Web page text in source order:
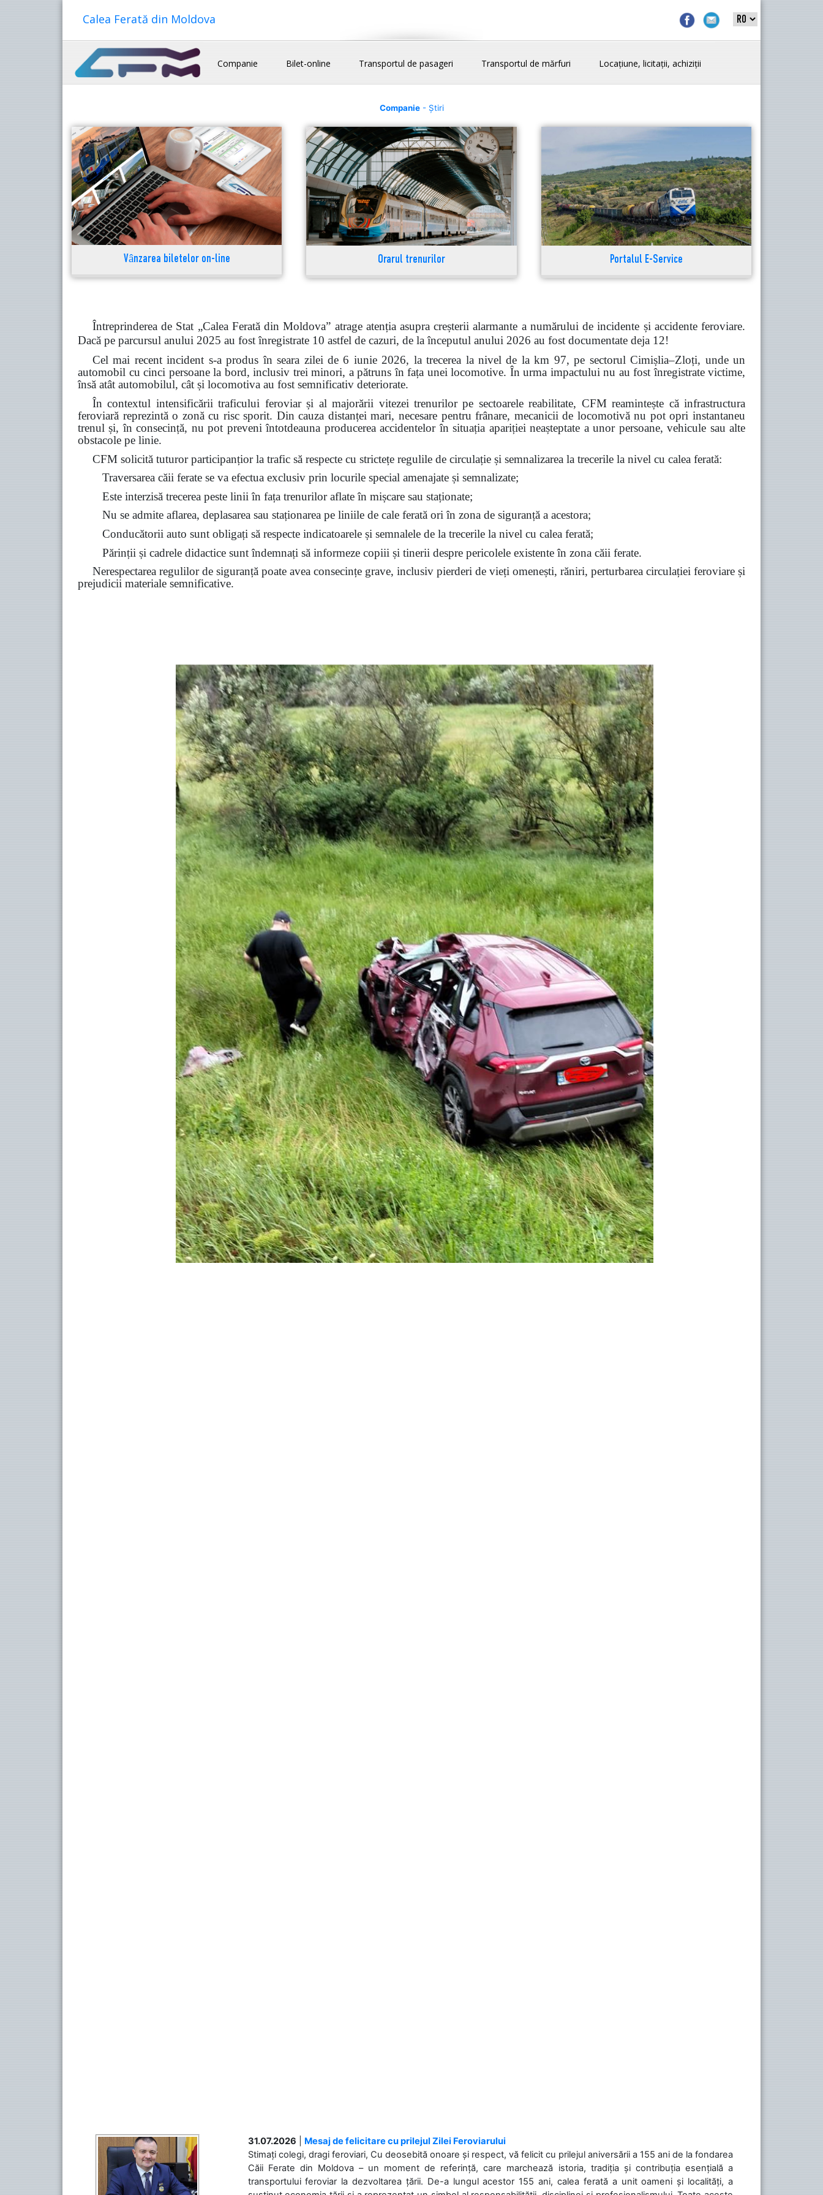
Calea Ferată din Moldova
Companie Bilet-online Transportul de pasageri Transportul de mărfuri Locațiune, licitații, achiziții
Companie- Știri
Vânzarea biletelor on-line Orarul trenurilor Portalul E-Service
Întreprinderea de Stat „Calea Ferată din Moldova” atrage atenția asupra creșterii alarmante a numărului de incidente și accidente feroviare.
Dacă pe parcursul anului 2025 au fost înregistrate 10 astfel de cazuri, de la începutul anului 2026 au fost documentate deja 12!
Cel mai recent incident s-a produs în seara zilei de 6 iunie 2026, la trecerea la nivel de la km 97, pe sectorul Cimișlia–Zloți, unde un
automobil cu cinci persoane la bord, inclusiv trei minori, a pătruns în fața unei locomotive. În urma impactului nu au fost înregistrate victime,
însă atât automobilul, cât și locomotiva au fost semnificativ deteriorate.
În contextul intensificării traficului feroviar și al majorării vitezei trenurilor pe sectoarele reabilitate, CFM reamintește că infrastructura
feroviară reprezintă o zonă cu risc sporit. Din cauza distanței mari, necesare pentru frânare, mecanicii de locomotivă nu pot opri instantaneu
trenul și, în consecință, nu pot preveni întotdeauna producerea accidentelor în situația apariției neașteptate a unor persoane, vehicule sau alte
obstacole pe linie.
CFM solicită tuturor participanțior la trafic să respecte cu strictețe regulile de circulație și semnalizarea la trecerile la nivel cu calea ferată:
Traversarea căii ferate se va efectua exclusiv prin locurile special amenajate și semnalizate;
Este interzisă trecerea peste linii în fața trenurilor aflate în mișcare sau staționate;
Nu se admite aflarea, deplasarea sau staționarea pe liniile de cale ferată ori în zona de siguranță a acestora;
Conducătorii auto sunt obligați să respecte indicatoarele și semnalele de la trecerile la nivel cu calea ferată;
Părinții și cadrele didactice sunt îndemnați să informeze copiii și tinerii despre pericolele existente în zona căii ferate.
Nerespectarea regulilor de siguranță poate avea consecințe grave, inclusiv pierderi de vieți omenești, răniri, perturbarea circulației feroviare și
prejudicii materiale semnificative.
31.07.2026
Mesaj de felicitare cu prilejul Zilei Feroviarului
Stimați colegi, dragi feroviari, Cu deosebită onoare și respect, vă felicit cu prilejul aniversării a 155 ani de la fondarea
Căii Ferate din Moldova – un moment de referință, care marchează istoria, tradiția și contribuția esențială a
transportului feroviar la dezvoltarea țării. De-a lungul acestor 155 ani, calea ferată a unit oameni și localități, a